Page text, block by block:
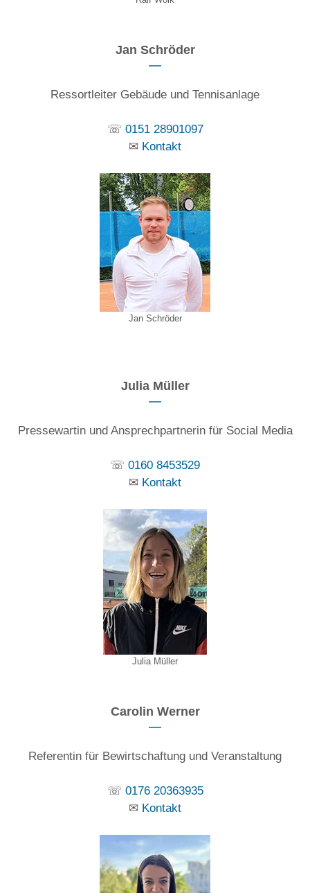
Jan Schröder
Ressortleiter Gebäude und Tennisanlage
☏ 0151 28901097
✉ Kontakt
Jan Schröder
Julia Müller
Pressewartin und Ansprechpartnerin für Social Media
☏ 0160 8453529
✉ Kontakt
Julia Müller
Carolin Werner
Referentin für Bewirtschaftung und Veranstaltung
☏ 0176 20363935
✉ Kontakt